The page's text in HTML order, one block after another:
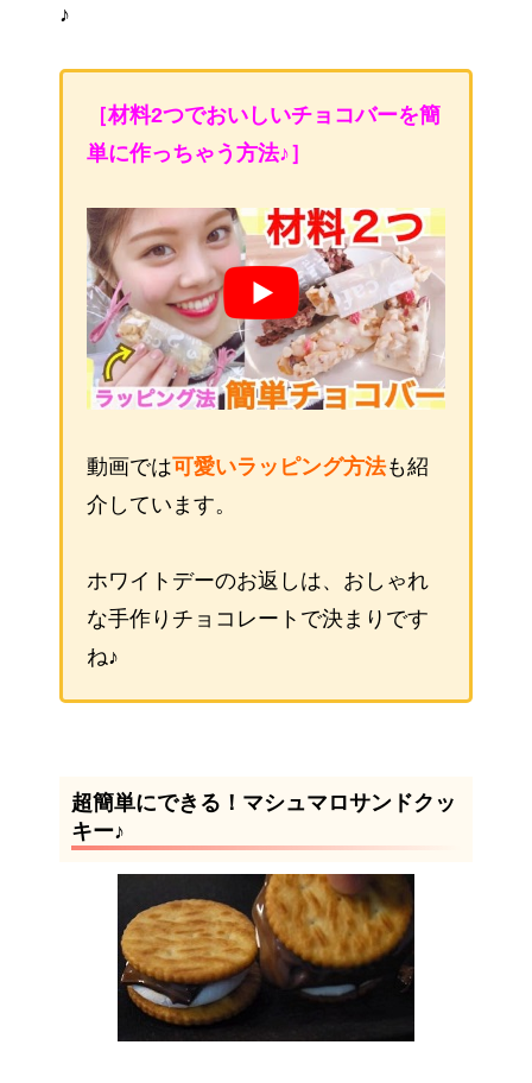
♪
［材料2つでおいしいチョコバーを簡
単に作っちゃう方法♪］
動画では可愛いラッピング方法も紹
介しています。
ホワイトデーのお返しは、おしゃれ
な手作りチョコレートで決まりです
ね♪
超簡単にできる！マシュマロサンドクッ
キー♪